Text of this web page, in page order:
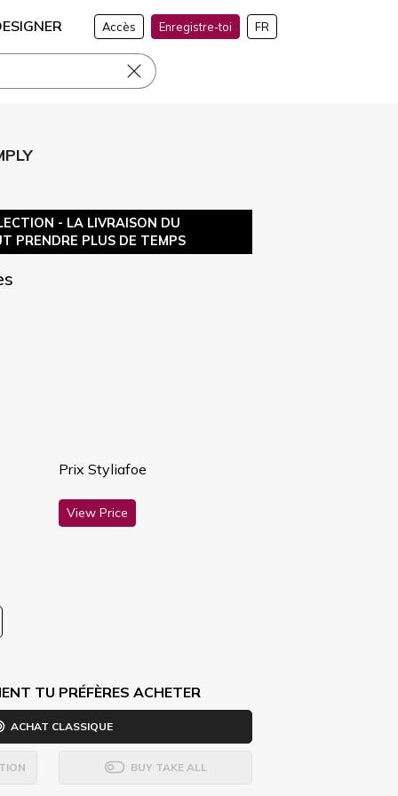
Accès Enregistre-toi FR
- LA LIVRAISON DU
PRENDRE PLUS DE TEMPS
Prix Styliafoe
View Price
TU PRÉFÈRES ACHETER
ACHAT CLASSIQUE
BUY TAKE ALL